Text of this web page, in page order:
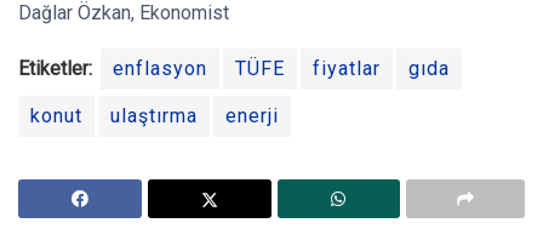
Dağlar Özkan, Ekonomist
Etiketler: enflasyon TÜFE fiyatlar gıda
konut ulaştırma enerji